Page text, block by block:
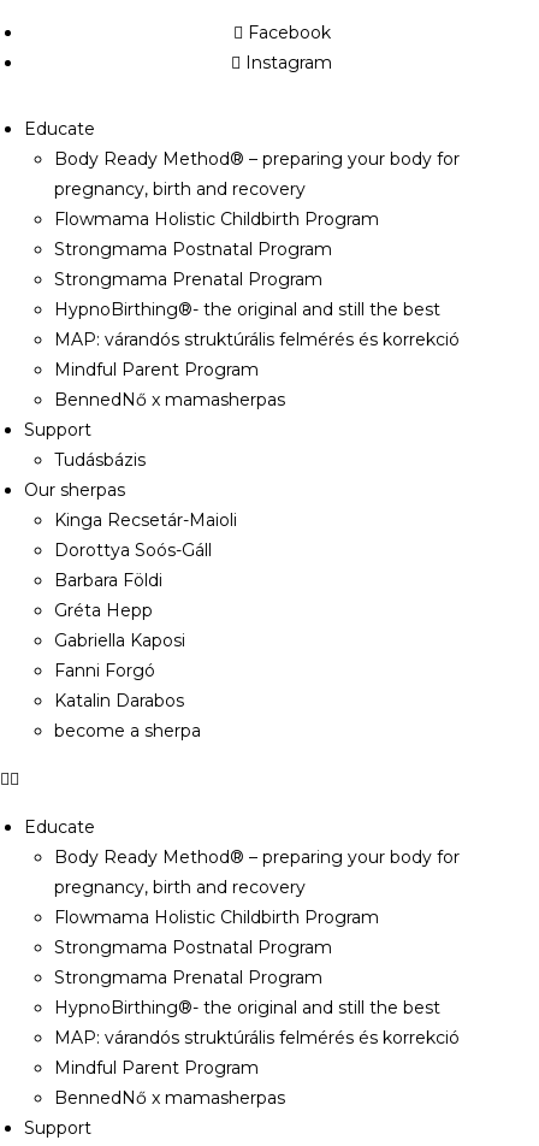
Facebook
Instagram
Educate
Body Ready Method® – preparing your body for
pregnancy, birth and recovery
Flowmama Holistic Childbirth Program
Strongmama Postnatal Program
Strongmama Prenatal Program
HypnoBirthing®- the original and still the best
MAP: várandós struktúrális felmérés és korrekció
Mindful Parent Program
BennedNő x mamasherpas
Support
Tudásbázis
Our sherpas
Kinga Recsetár-Maioli
Dorottya Soós-Gáll
Barbara Földi
Gréta Hepp
Gabriella Kaposi
Fanni Forgó
Katalin Darabos
become a sherpa
Educate
Body Ready Method® – preparing your body for
pregnancy, birth and recovery
Flowmama Holistic Childbirth Program
Strongmama Postnatal Program
Strongmama Prenatal Program
HypnoBirthing®- the original and still the best
MAP: várandós struktúrális felmérés és korrekció
Mindful Parent Program
BennedNő x mamasherpas
Support